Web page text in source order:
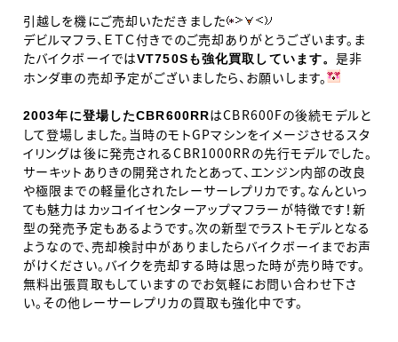
引越しを機にご売却いただきました
デビルマフラ、ＥＴＣ付きでのご売却ありがとうございます。ま
たバイクボーイではVT750Sも強化買取しています。是非
ホンダ車の売却予定がございましたら、お願いします。
2003年に登場したCBR600RRはCBR600Fの後続モデルと
して登場しました。当時のモトGPマシンをイメージさせるスタ
イリングは後に発売されるCBR1000RRの先行モデルでした。
サーキットありきの開発されたとあって、エンジン内部の改良
や極限までの軽量化されたレーサーレプリカです。なんといっ
ても魅力はカッコイイセンターアップマフラーが特徴です！新
型の発売予定もあるようです。次の新型でラストモデルとなる
ようなので、売却検討中がありましたらバイクボーイまでお声
がけください。バイクを売却する時は思った時が売り時です。
無料出張買取もしていますのでお気軽にお問い合わせ下さ
い。その他レーサーレプリカの買取も強化中です。